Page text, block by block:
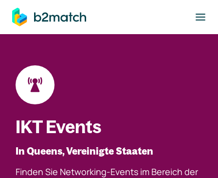
springen
IKT Events
In Queens, Vereinigte Staaten
Finden Sie Networking-Events im Bereich der